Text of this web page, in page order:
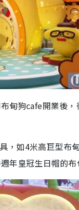
甸狗cafe開業後
，如4米高巨型布
年皇冠生日帽的布